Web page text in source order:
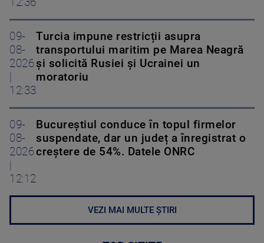
09-
08-
2026
12:33
Turcia impune restricții asupra
transportului maritim pe Marea Neagră
și solicită Rusiei și Ucrainei un
moratoriu
09-
08-
2026
12:12
Bucureștiul conduce în topul firmelor
suspendate, dar un județ a înregistrat o
creștere de 54%. Datele ONRC
VEZI MAI MULTE ȘTIRI